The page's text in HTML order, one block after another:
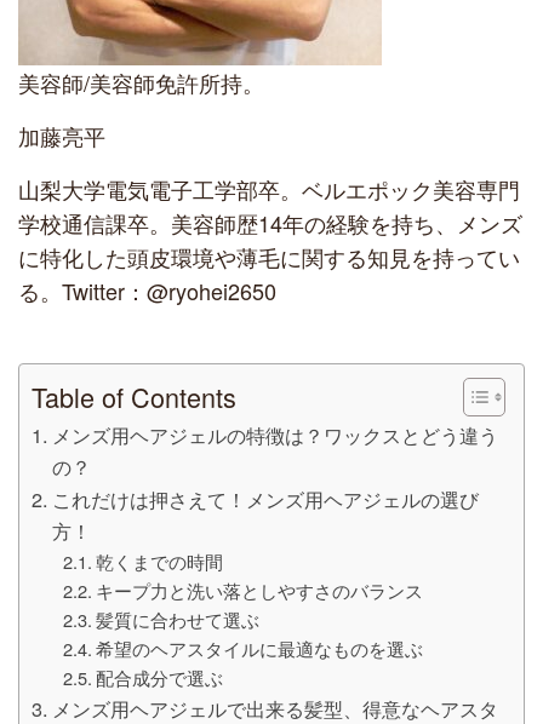
美容師/美容師免許所持。
加藤亮平
山梨大学電気電子工学部卒。ベルエポック美容専門
学校通信課卒。美容師歴14年の経験を持ち、メンズ
に特化した頭皮環境や薄毛に関する知見を持ってい
る。Twitter：@ryohei2650
Table of Contents
メンズ用ヘアジェルの特徴は？ワックスとどう違う
の？
これだけは押さえて！メンズ用ヘアジェルの選び
方！
乾くまでの時間
キープ力と洗い落としやすさのバランス
髪質に合わせて選ぶ
希望のヘアスタイルに最適なものを選ぶ
配合成分で選ぶ
メンズ用ヘアジェルで出来る髪型、得意なヘアスタ